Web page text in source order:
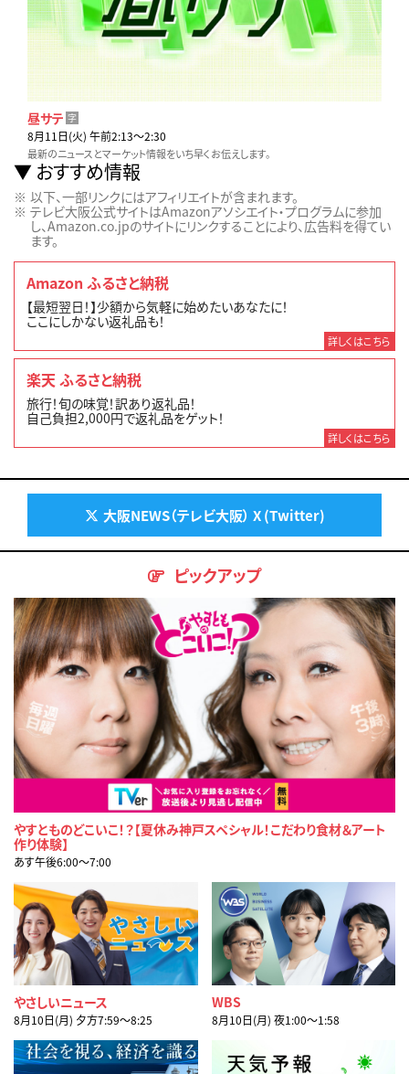
昼サテ 字
8月11日(火) 午前2:13〜2:30
最新のニュースとマーケット情報をいち早くお伝えします。
おすすめ情報
以下、一部リンクにはアフィリエイトが含まれます。
テレビ大阪公式サイトはAmazonアソシエイト・プログラムに参加
し、Amazon.co.jpのサイトにリンクすることにより、広告料を得てい
ます。
Amazon ふるさと納税
【最短翌日！】少額から気軽に始めたいあなたに！
ここにしかない返礼品も！
詳しくはこちら
楽天 ふるさと納税
旅行！旬の味覚！訳あり返礼品！
自己負担2,000円で返礼品をゲット！
詳しくはこちら
大阪NEWS（テレビ大阪） X (Twitter)
ピックアップ
やすとものどこいこ！？【夏休み神戸スペシャル！こだわり食材＆アート
作り体験】
あす午後6:00〜7:00
やさしいニュース
8月10日(月) 夕方7:59〜8:25
WBS
8月10日(月) 夜1:00〜1:58